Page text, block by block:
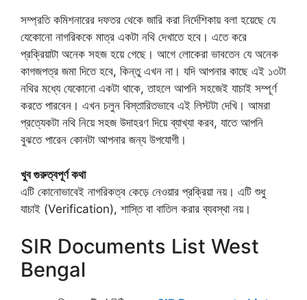
সম্প্রতি কমিশনারের দফতর থেকে জারি করা নির্দেশিকায় বলা হয়েছে যে
যেকোনো নাগরিককে মাত্র একটা নথি দেখাতে হবে। এতে করে
প্রক্রিয়াটা অনেক সহজ হয়ে গেছে। আগে লোকেরা ভাবতেন যে অনেক
কাগজপত্র জমা দিতে হবে, কিন্তু এখন না। যদি আপনার কাছে এই ১৩টা
নথির মধ্যে যেকোনো একটা থাকে, তাহলে আপনি সহজেই যাচাই সম্পূর্ণ
করতে পারবেন। এখন চলুন বিস্তারিতভাবে এই লিস্টটা দেখি। আমরা
প্রত্যেকটা নথি নিয়ে সহজ উদাহরণ দিয়ে ব্যাখ্যা করব, যাতে আপনি
বুঝতে পারেন কোনটা আপনার জন্য উপযোগী।
খুব গুরুত্বপূর্ণ কথা
এটি কোনোভাবেই নাগরিকত্ব কেড়ে নেওয়ার প্রক্রিয়া নয়। এটি শুধু
যাচাই (Verification), শাস্তি বা বাতিল করার ব্যবস্থা নয়।
SIR Documents List West
Bengal